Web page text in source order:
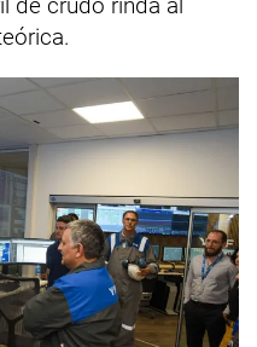
de crudo rinda al